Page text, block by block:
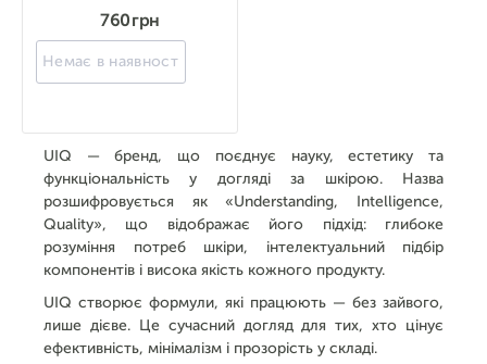
760 грн
Немає в наявності
UIQ — бренд, що поєднує науку, естетику та
функціональність у догляді за шкірою. Назва
розшифровується як «Understanding, Intelligence,
Quality», що відображає його підхід: глибоке
розуміння потреб шкіри, інтелектуальний підбір
компонентів і висока якість кожного продукту.
UIQ створює формули, які працюють — без зайвого,
лише дієве. Це сучасний догляд для тих, хто цінує
ефективність, мінімалізм і прозорість у складі.